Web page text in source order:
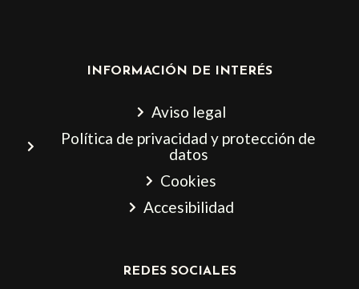
INFORMACIÓN DE INTERÉS
Aviso legal
Política de privacidad y protección de
datos
Cookies
Accesibilidad
REDES SOCIALES